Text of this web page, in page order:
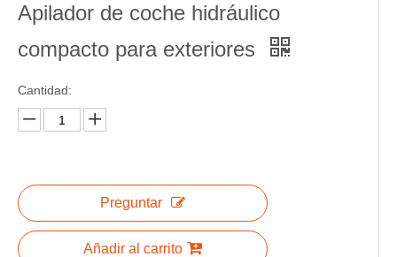
Apilador de coche hidráulico
compacto para exteriores
Cantidad:
Preguntar
Añadir al carrito